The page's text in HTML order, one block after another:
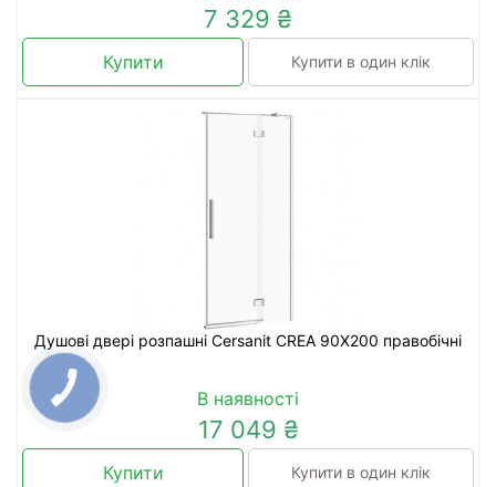
7 329 ₴
Купити Купити в один клік
Душові двері розпашні Cersanit CREA 90X200 правобічні
В наявності
17 049 ₴
Купити Купити в один клік